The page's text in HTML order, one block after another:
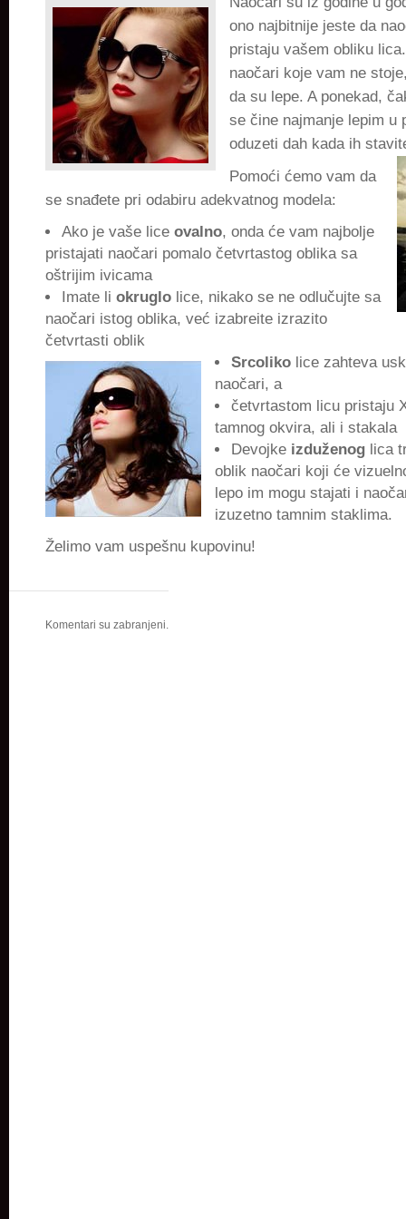
oblikom
lica
ono najbitnije jeste da
pristaju vašem obliku
naočari koje vam ne
da su lepe. A ponekad,
se čine najmanje lepim u
oduzeti dah kada ih
Pomoći ćemo vam da
se snađete pri odabiru adekvatnog modela:
Ako je vaše lice ovalno, onda će vam najbolje
pristajati naočari pomalo četvrtastog oblika sa
oštrijim ivicama
Imate li okruglo lice, nikako se ne odlučujte sa
naočari istog oblika, već izabreite izrazito
četvrtasti oblik
Srcoliko lice zahteva
naočari, a
četvrtastom licu pristaju
tamnog okvira, ali i stakala
Devojke izduženog lica
oblik naočari koji će
lepo im mogu stajati i
izuzetno tamnim staklima.
Želimo vam uspešnu kupovinu!
Komentari su zabranjeni.